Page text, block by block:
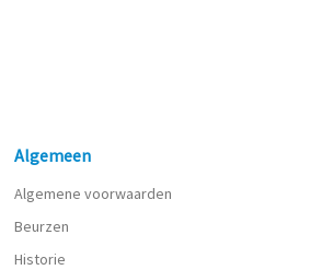
Algemeen
Algemene voorwaarden
Beurzen
Historie